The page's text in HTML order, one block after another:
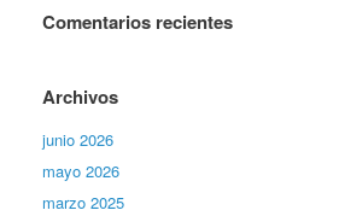
Comentarios recientes
Archivos
junio 2026
mayo 2026
marzo 2025